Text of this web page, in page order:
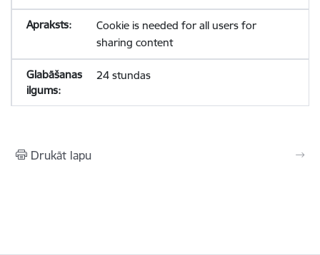
Cookie is needed for all users for
sharing content
24 stundas
Drukāt lapu